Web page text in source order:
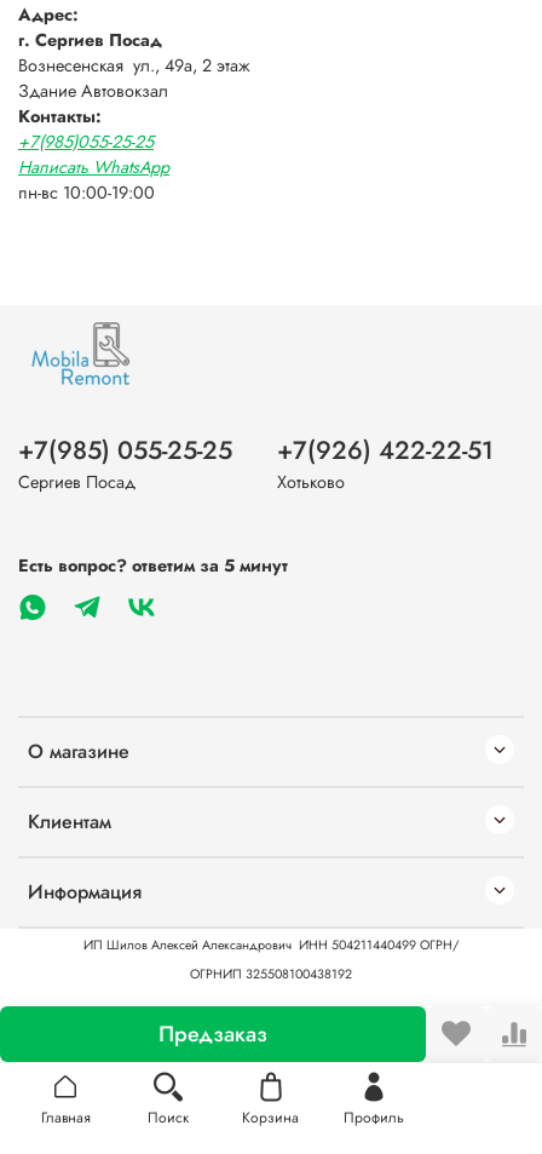
Предзаказ
Адрес:
г. Сергиев Посад
Вознесенская ул., 49а, 2 этаж
Здание Автовокзал
Контакты:
+7(985)055-25-25
Написать WhatsApp
пн-вс 10:00-19:00
О магазине
Клиентам
Информация
+7(985) 055-25-25
Сергиев Посад
+7(926) 422-22-51
Хотьково
Есть вопрос? ответим за 5 минут
ИП Шилов Алексей Александрович ИНН 504211440499 ОГРН/
ОГРНИП 325508100438192
Главная Поиск Корзина Профиль